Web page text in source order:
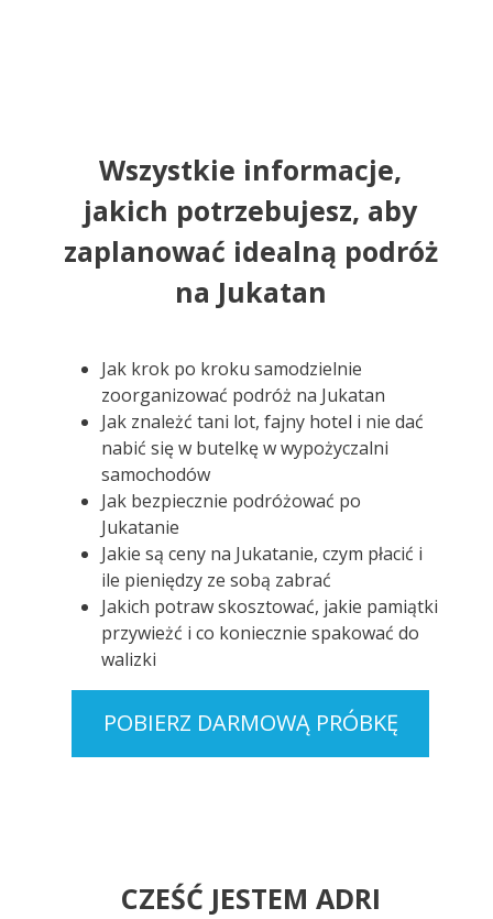
Wszystkie informacje,
jakich potrzebujesz, aby
zaplanować idealną podróż
na Jukatan
Jak krok po kroku samodzielnie
zoorganizować podróż na Jukatan
Jak znależć tani lot, fajny hotel i nie dać
nabić się w butelkę w wypożyczalni
samochodów
Jak bezpiecznie podróżować po
Jukatanie
Jakie są ceny na Jukatanie, czym płacić i
ile pieniędzy ze sobą zabrać
Jakich potraw skosztować, jakie pamiątki
przywieżć i co koniecznie spakować do
walizki
POBIERZ DARMOWĄ PRÓBKĘ
CZEŚĆ JESTEM ADRI